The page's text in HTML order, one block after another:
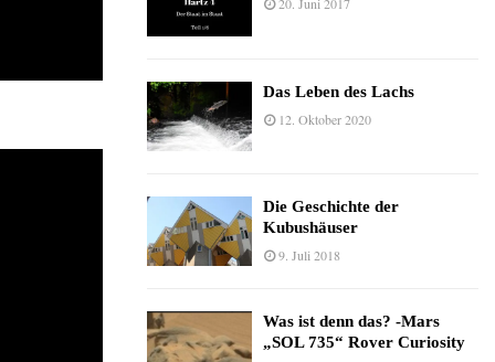
20. Juni 2017
Das Leben des Lachs
12. Oktober 2020
Die Geschichte der
Kubushäuser
9. Juli 2018
Was ist denn das? -Mars
„SOL 735“ Rover Curiosity